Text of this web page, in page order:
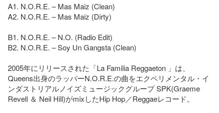
A1. N.O.R.E. – Mas Maiz (Clean)
A2. N.O.R.E. – Mas Maiz (Dirty)
B1. N.O.R.E. – N.O. (Radio Edit)
B2. N.O.R.E. – Soy Un Gangsta (Clean)
2005年にリリースされた「La Familia Reggaeton 」は、
Queens出身のラッパーN.O.R.E.の曲をエクペリメンタル・イ
ンダストリアルノイズミュージックグループ SPK(Graeme
Revell ＆ Neil Hill)がmixしたHip Hop／Reggaeレコード。